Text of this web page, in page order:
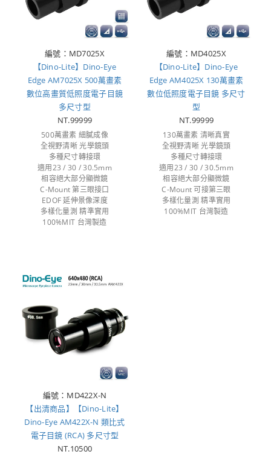
編號：MD7025X
【Dino-Lite】Dino-Eye
Edge AM7025X 500萬畫素
數位高畫質低照度電子目鏡
多尺寸型
NT.99999
500萬畫素 細膩成像
全視野清晰 光學鏡頭
多種尺寸轉接環
適用23 / 30 / 30.5mm
相容絕大部分顯微鏡
C-Mount 第三眼接口
EDOF 延伸景像深度
多樣化量測 精準實用
100%MIT 台灣製造
編號：MD4025X
【Dino-Lite】Dino-Eye
Edge AM4025X 130萬畫素
數位低照度電子目鏡 多尺寸
型
NT.99999
130萬畫素 清晰真實
全視野清晰 光學鏡頭
多種尺寸轉接環
適用23 / 30 / 30.5mm
相容絕大部分顯微鏡
C-Mount 可接第三眼
多樣化量測 精準實用
100%MIT 台灣製造
編號：MD422X-N
【出清商品】【Dino-Lite】
Dino-Eye AM422X-N 類比式
電子目鏡 (RCA) 多尺寸型
NT.10500